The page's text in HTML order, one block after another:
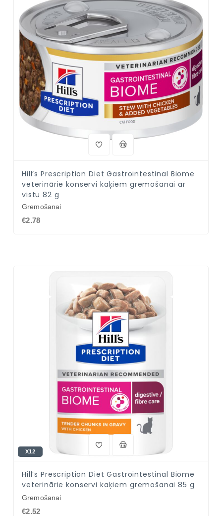
Hill’s Prescription Diet Gastrointestinal Biome
veterinārie konservi kaķiem gremošanai ar
vistu 82 g
Gremošanai
€2.78
X12
Hill’s Prescription Diet Gastrointestinal Biome
veterinārie konservi kaķiem gremošanai 85 g
Gremošanai
€2.52